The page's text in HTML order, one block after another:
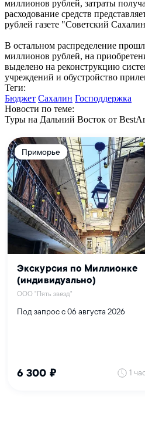
миллионов рублей, затраты
расходование средств
рублей газете "Советский
В остальном распределение
миллионов рублей, на
выделено на реконструкцию
учреждений и обустройство
Теги:
Бюджет Сахалин Господдержка
Новости по теме:
Туры на Дальний Восток от